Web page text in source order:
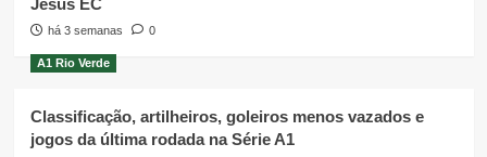
há 3 semanas 0
A1 Rio Verde
Classificação, artilheiros, goleiros menos vazados e
jogos da última rodada na Série A1